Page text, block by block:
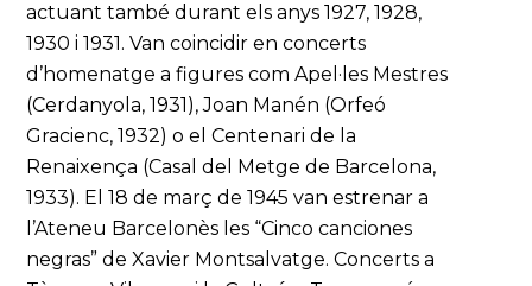
actuant també durant els anys 1927, 1928,
1930 i 1931. Van coincidir en concerts
d’homenatge a figures com Apel·les Mestres
(Cerdanyola, 1931), Joan Manén (Orfeó
Gracienc, 1932) o el Centenari de la
Renaixença (Casal del Metge de Barcelona,
1933). El 18 de març de 1945 van estrenar a
l’Ateneu Barcelonès les “Cinco canciones
negras” de Xavier Montsalvatge. Concerts a